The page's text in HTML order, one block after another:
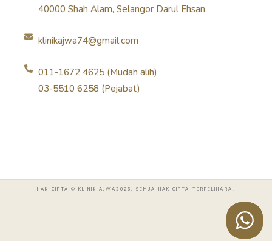
40000 Shah Alam, Selangor Darul Ehsan.
klinikajwa74@gmail.com
011-1672 4625 (Mudah alih)
03-5510 6258 (Pejabat)
HAK CIPTA © KLINIK AJWA2026. SEMUA HAK CIPTA TERPELIHARA.